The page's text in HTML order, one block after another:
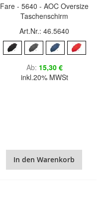
Fare - 5640 - AOC Oversize
Taschenschirm
Art.Nr.: 46.5640
Ab 15,30 €
inkl.20% MWSt
In den Warenkorb